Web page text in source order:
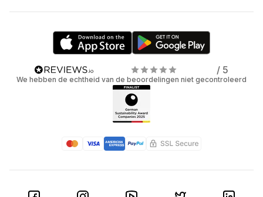
/ 5
We hebben de echtheid van de beoordelingen niet gecontroleerd